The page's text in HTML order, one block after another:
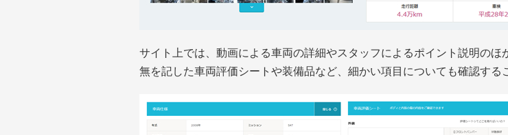
サイト上では、動画による車両の詳細やスタッフによるポイント説明のほ
無を記した車両評価シートや装備品など、細かい項目についても確認する